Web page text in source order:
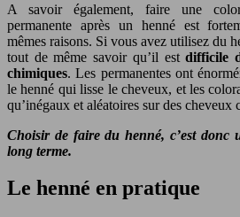
A savoir également, faire une
permanente après un henné est
mêmes raisons. Si vous avez utilisez du
tout de même savoir qu’il estdifficile
chimiques. Les permanentes ont
le henné qui lisse le cheveux, et les
qu’inégaux et aléatoires sur des cheveux
Choisir de faire du henné, c’est donc
long terme.
Le henné en pratique